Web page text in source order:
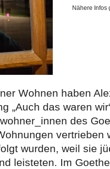
Nähere Infos
Wohnen haben
„Auch das waren
des
vertrieben
wurden, weil sie
leisteten. Im